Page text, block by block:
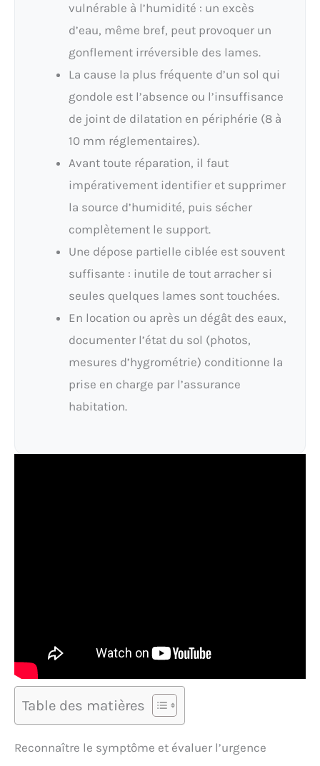
vulnérable à l’humidité : un excès
d’eau, même bref, peut provoquer un
gonflement irréversible des lames.
La cause la plus fréquente d’un sol qui
gondole est l’absence ou l’insuffisance
de joint de dilatation en périphérie (8 à
10 mm réglementaires).
Avant toute réparation, il faut
impérativement identifier et supprimer
la source d’humidité, puis sécher
complètement le support.
Une dépose partielle ciblée est souvent
suffisante : inutile de tout arracher si
seules quelques lames sont touchées.
En location ou après un dégât des eaux,
documenter l’état du sol (photos,
mesures d’hygrométrie) conditionne la
prise en charge par l’assurance
habitation.
Table des matières
Reconnaître le symptôme et évaluer l’urgence